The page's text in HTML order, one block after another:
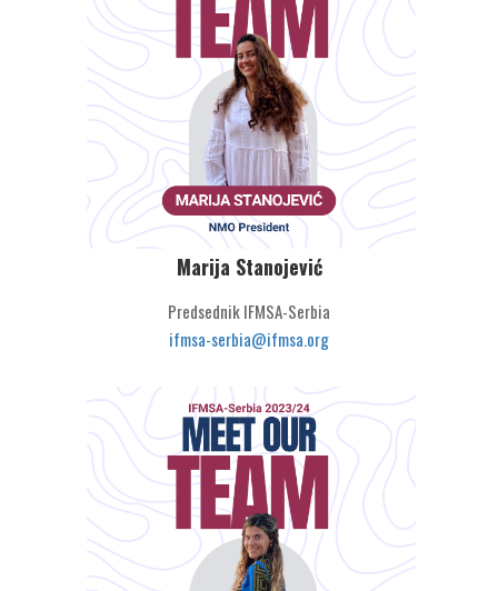
Marija Stanojević
Predsednik IFMSA-Serbia
ifmsa-serbia@ifmsa.org